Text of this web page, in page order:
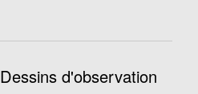
Dessins d'observation